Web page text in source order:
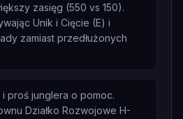
zasięg (550 vs 150).
Unik i Cięcie (E) i
zamiast przedłużonych
proś junglera o pomoc.
Działko Rozwojowe H-